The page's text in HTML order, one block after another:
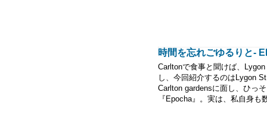
時間を忘れごゆるりと-
Carltonで食事と聞けば、
し、今回紹介するのはLygon
Carlton gardensに面し、ひっ
『Epocha』。実は、私自身